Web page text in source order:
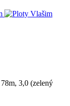
3,0 (zelený